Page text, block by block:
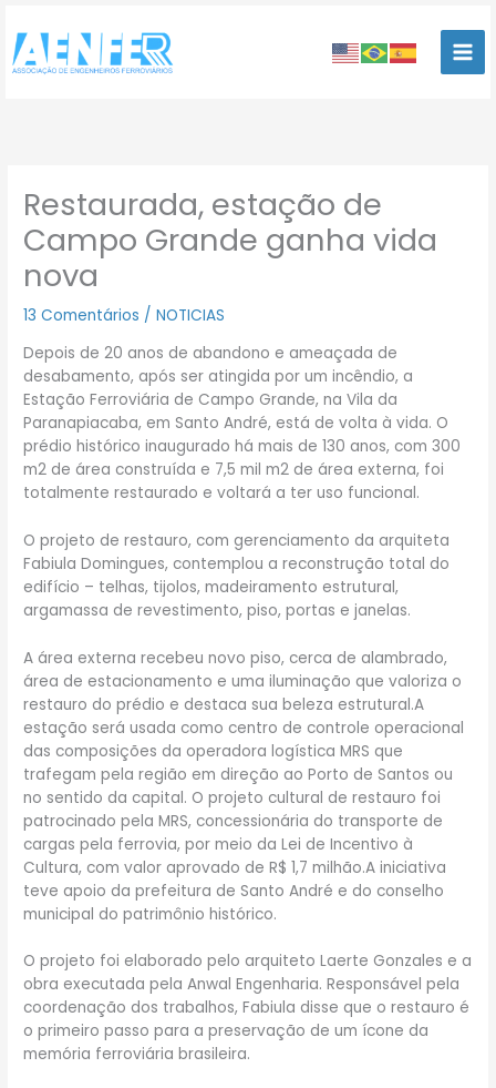
para
conteúdo
Restaurada, estação de
Campo Grande ganha vida
nova
13 Comentários /NOTICIAS
Depois de 20 anos de abandono e ameaçada de
desabamento, após ser atingida por um incêndio, a
Estação Ferroviária de Campo Grande, na Vila da
Paranapiacaba, em Santo André, está de volta à vida. O
prédio histórico inaugurado há mais de 130 anos, com 300
m2 de área construída e 7,5 mil m2 de área externa, foi
totalmente restaurado e voltará a ter uso funcional.
O projeto de restauro, com gerenciamento da arquiteta
Fabiula Domingues, contemplou a reconstrução total do
edifício – telhas, tijolos, madeiramento estrutural,
argamassa de revestimento, piso, portas e janelas.
A área externa recebeu novo piso, cerca de alambrado,
área de estacionamento e uma iluminação que valoriza o
restauro do prédio e destaca sua beleza estrutural.A
estação será usada como centro de controle operacional
das composições da operadora logística MRS que
trafegam pela região em direção ao Porto de Santos ou
no sentido da capital. O projeto cultural de restauro foi
patrocinado pela MRS, concessionária do transporte de
cargas pela ferrovia, por meio da Lei de Incentivo à
Cultura, com valor aprovado de R$ 1,7 milhão.A iniciativa
teve apoio da prefeitura de Santo André e do conselho
municipal do patrimônio histórico.
O projeto foi elaborado pelo arquiteto Laerte Gonzales e a
obra executada pela Anwal Engenharia. Responsável pela
coordenação dos trabalhos, Fabiula disse que o restauro é
o primeiro passo para a preservação de um ícone da
memória ferroviária brasileira.